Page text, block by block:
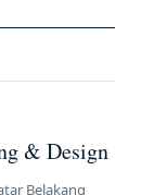
& Design
Belakang